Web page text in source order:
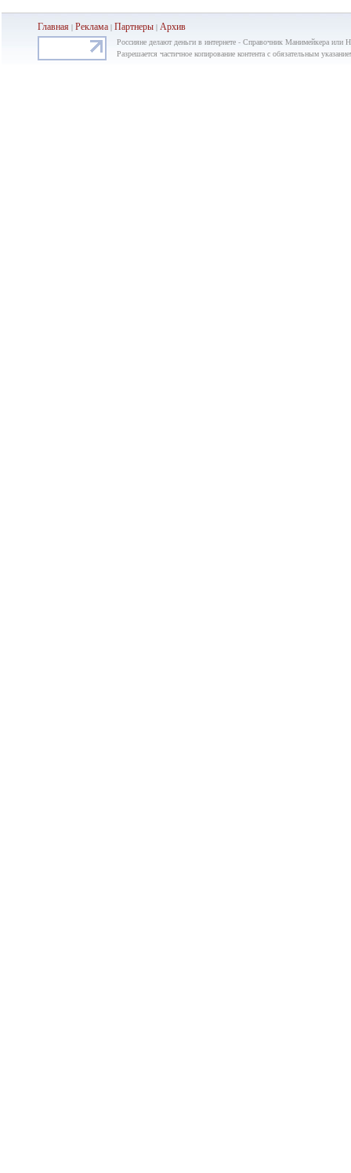
Главная |Реклама|Партнеры |Архив
Россияне делают деньги в интернете - Справочник Манимейкера или
Разрешается частичное копирование контента с обязательным